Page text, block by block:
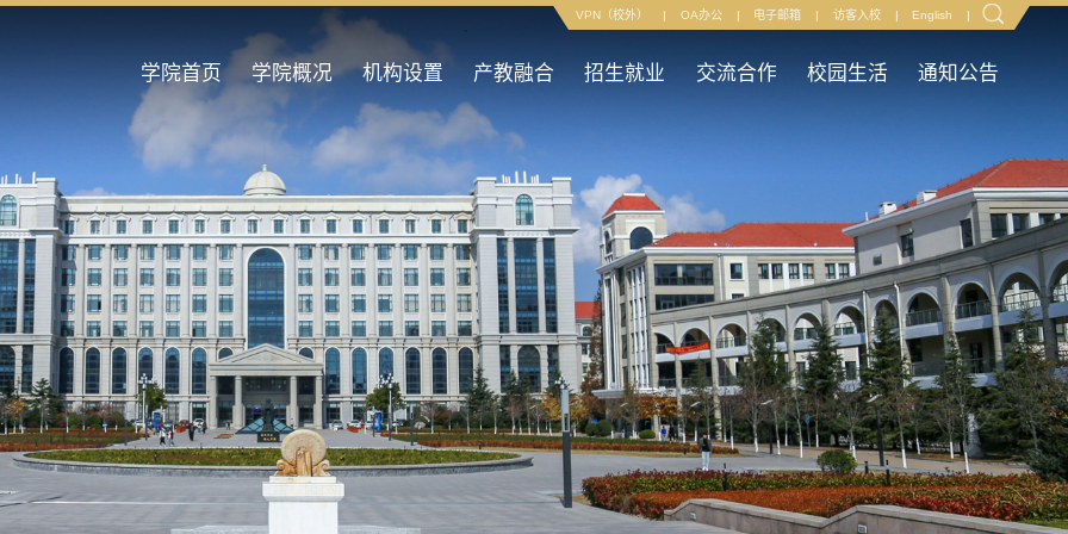
VPN（校外） | OA办公 | 电子邮箱 | 访客入校 | English |
学院首页 学院概况 机构设置 产教融合 招生就业 交流合作 校园生活 通知公告